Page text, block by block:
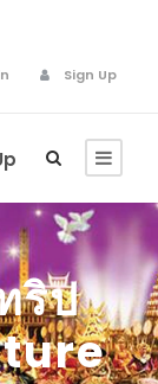
Sign Up
ริป